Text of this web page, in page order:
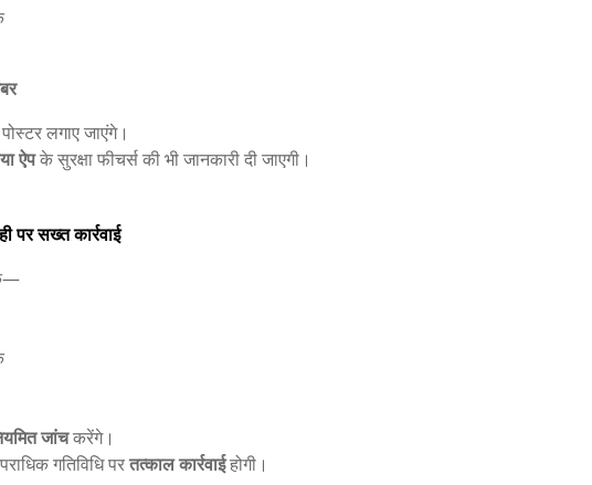
लगाए जाएंगे।
ऐपके सुरक्षा फीचर्स की भी जानकारी दी जाएगी।
पर सख्त कार्रवाई
जांचकरेंगे।
गतिविधि परतत्काल कार्रवाईहोगी।